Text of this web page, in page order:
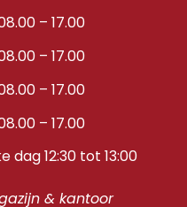
– 17.00
– 17.00
– 17.00
– 17.00
dag 12:30 tot 13:00
& kantoor